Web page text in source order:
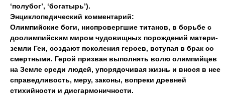
‘полубог’, ‘богатырь’).
Энциклопедический комментарий:
Олимпийские боги, ниспровергшие титанов, в борьбе с
доолимпийским миром чудовищных порождений матери-
земли Геи, создают поколения героев, вступая в брак со
смертными. Герой призван выполнять волю олимпийцев
на Земле среди людей, упорядочивая жизнь и внося в нее
справедливость, меру, законы, вопреки древней
стихийности и дисгармоничности.